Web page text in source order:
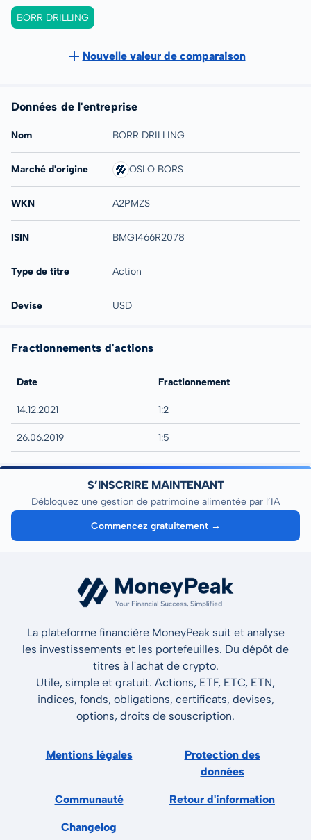
BORR DRILLING
Nouvelle valeur de comparaison
Données de l'entreprise
Nom BORR DRILLING
Marché d'origine OSLO BORS
WKN A2PMZS
ISIN BMG1466R2078
Type de titre Action
Devise USD
Fractionnements d'actions
Date Fractionnement
14.12.2021 1:2
26.06.2019 1:5
S’INSCRIRE MAINTENANT
Débloquez une gestion de patrimoine alimentée par l’IA
Commencez gratuitement →
La plateforme financière MoneyPeak suit et analyse
les investissements et les portefeuilles. Du dépôt de
titres à l'achat de crypto.
Utile, simple et gratuit. Actions, ETF, ETC, ETN,
indices, fonds, obligations, certificats, devises,
options, droits de souscription.
Mentions légales
Protection des
données
Communauté Retour d'information
Changelog